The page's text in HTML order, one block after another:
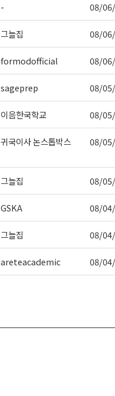
- 08/
그늘집 08/
formodofficial 08/
sageprep 08/
이음한국학교 08/
귀국이사 논스톱박스 08/
그늘집 08/
GSKA 08/
그늘집 08/
areteacademic 08/